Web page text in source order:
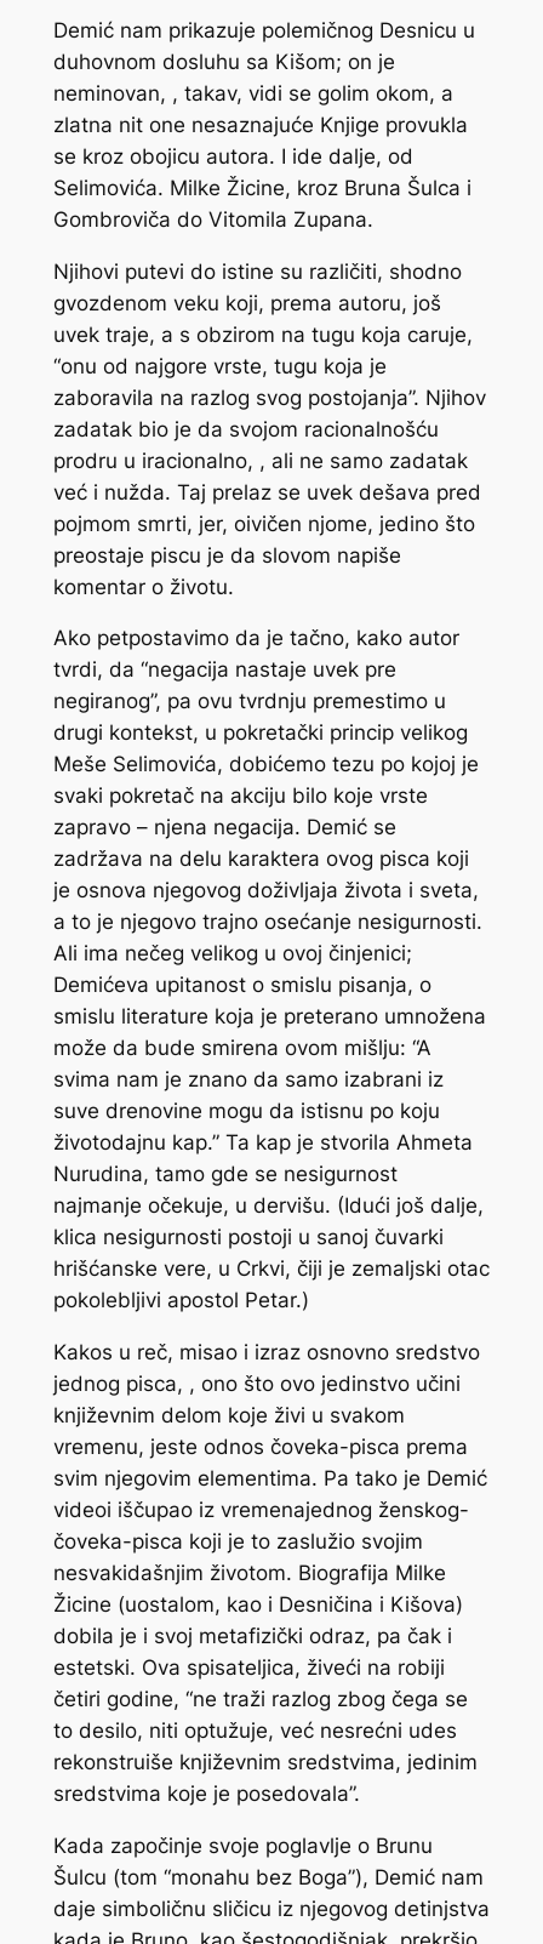
Demić nam prikazuje polemičnog Desnicu u
duhovnom dosluhu sa Kišom; on je
neminovan, , takav, vidi se golim okom, a
zlatna nit one nesaznajuće Knjige provukla
se kroz obojicu autora. I ide dalje, od
Selimovića. Milke Žicine, kroz Bruna Šulca i
Gombroviča do Vitomila Zupana.
Njihovi putevi do istine su različiti, shodno
gvozdenom veku koji, prema autoru, još
uvek traje, a s obzirom na tugu koja caruje,
“onu od najgore vrste, tugu koja je
zaboravila na razlog svog postojanja”. Njihov
zadatak bio je da svojom racionalnošću
prodru u iracionalno, , ali ne samo zadatak
već i nužda. Taj prelaz se uvek dešava pred
pojmom smrti, jer, oivičen njome, jedino što
preostaje piscu je da slovom napiše
komentar o životu.
Ako petpostavimo da je tačno, kako autor
tvrdi, da “negacija nastaje uvek pre
negiranog”, pa ovu tvrdnju premestimo u
drugi kontekst, u pokretački princip velikog
Meše Selimovića, dobićemo tezu po kojoj je
svaki pokretač na akciju bilo koje vrste
zapravo – njena negacija. Demić se
zadržava na delu karaktera ovog pisca koji
je osnova njegovog doživljaja života i sveta,
a to je njegovo trajno osećanje nesigurnosti.
Ali ima nečeg velikog u ovoj činjenici;
Demićeva upitanost o smislu pisanja, o
smislu literature koja je preterano umnožena
može da bude smirena ovom mišlju: “A
svima nam je znano da samo izabrani iz
suve drenovine mogu da istisnu po koju
životodajnu kap.” Ta kap je stvorila Ahmeta
Nurudina, tamo gde se nesigurnost
najmanje očekuje, u dervišu. (Idući još dalje,
klica nesigurnosti postoji u sanoj čuvarki
hrišćanske vere, u Crkvi, čiji je zemaljski otac
pokolebljivi apostol Petar.)
Kakos u reč, misao i izraz osnovno sredstvo
jednog pisca, , ono što ovo jedinstvo učini
književnim delom koje živi u svakom
vremenu, jeste odnos čoveka-pisca prema
svim njegovim elementima. Pa tako je Demić
videoi iščupao iz vremenajednog ženskog-
čoveka-pisca koji je to zaslužio svojim
nesvakidašnjim životom. Biografija Milke
Žicine (uostalom, kao i Desničina i Kišova)
dobila je i svoj metafizički odraz, pa čak i
estetski. Ova spisateljica, živeći na robiji
četiri godine, “ne traži razlog zbog čega se
to desilo, niti optužuje, već nesrećni udes
rekonstruiše književnim sredstvima, jedinim
sredstvima koje je posedovala”.
Kada započinje svoje poglavlje o Brunu
Šulcu (tom “monahu bez Boga”), Demić nam
daje simboličnu sličicu iz njegovog detinjstva